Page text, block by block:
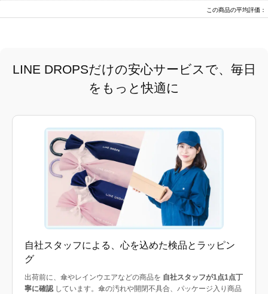
この商品の平均評価：
LINE DROPSだけの安心サービスで、毎日
をもっと快適に
自社スタッフによる、心を込めた検品とラッピン
グ
出荷前に、傘やレインウエアなどの商品を 自社スタッフが1点1点丁
寧に確認しています。傘の汚れや開閉不具合、パッケージ入り商品